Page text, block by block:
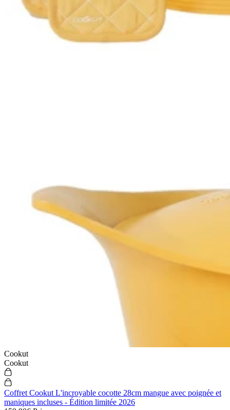
Cookut
Cookut
Coffret Cookut L'incroyable cocotte 28cm mangue avec poignée et
maniques incluses - Édition limitée 2026